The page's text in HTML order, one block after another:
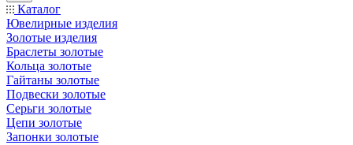
Каталог
Ювелирные изделия
Золотые изделия
Браслеты золотые
Кольца золотые
Гайтаны золотые
Подвески золотые
Серьги золотые
Цепи золотые
Запонки золотые